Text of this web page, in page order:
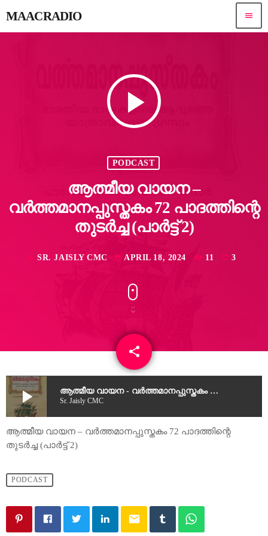
MAACRADIO menu
play_arrow
PODCAST
ആത്മീയ വായന –
വർത്തമാനപ്പുസ്തകം 72 പാദത്തിന്റെ
തുടർച്ച (പാർട്ട് 2)
mic SR. JAISLY CMC today APRIL 18, 2024 11 3
share
email
play_arrow ആത്മീയ വായന - വർത്തമാനപ്പുസ്തകം 72 പാദത്തിന്റെ തുടർച്ച (പാർട്ട് 2)
Sr. Jaisly CMC
ആത്മീയ വായന – വർത്തമാനപ്പുസ്തകം 72 പാദത്തിന്റെ
തുടർച്ച (പാർട്ട് 2)
PODCAST
email